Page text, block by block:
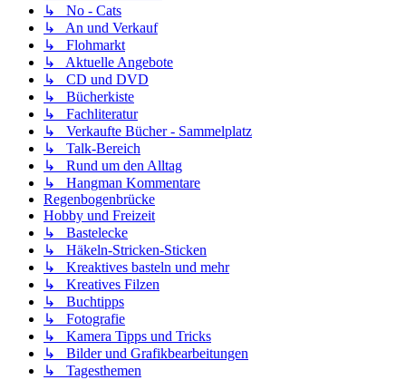
↳ No - Cats
↳ An und Verkauf
↳ Flohmarkt
↳ Aktuelle Angebote
↳ CD und DVD
↳ Bücherkiste
↳ Fachliteratur
↳ Verkaufte Bücher - Sammelplatz
↳ Talk-Bereich
↳ Rund um den Alltag
↳ Hangman Kommentare
Regenbogenbrücke
Hobby und Freizeit
↳ Bastelecke
↳ Häkeln-Stricken-Sticken
↳ Kreaktives basteln und mehr
↳ Kreatives Filzen
↳ Buchtipps
↳ Fotografie
↳ Kamera Tipps und Tricks
↳ Bilder und Grafikbearbeitungen
↳ Tagesthemen